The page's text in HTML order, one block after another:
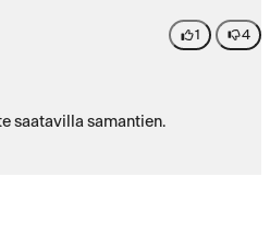
1 4
saatavilla samantien.